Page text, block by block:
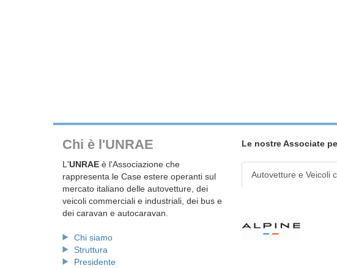
Chi è l'UNRAE
L'UNRAE è l'Associazione che
rappresenta le Case estere operanti sul
mercato italiano delle autovetture, dei
veicoli commerciali e industriali, dei bus e
dei caravan e autocaravan.
Chi siamo
Struttura
Presidente
Le nostre Associate
Autovetture e Veicoli